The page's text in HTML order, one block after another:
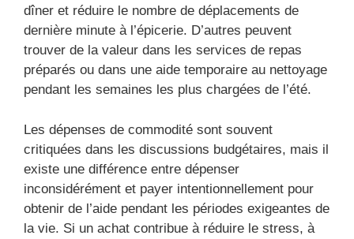
dîner et réduire le nombre de déplacements de
dernière minute à l’épicerie. D’autres peuvent
trouver de la valeur dans les services de repas
préparés ou dans une aide temporaire au nettoyage
pendant les semaines les plus chargées de l’été.
Les dépenses de commodité sont souvent
critiquées dans les discussions budgétaires, mais il
existe une différence entre dépenser
inconsidérément et payer intentionnellement pour
obtenir de l’aide pendant les périodes exigeantes de
la vie. Si un achat contribue à réduire le stress, à